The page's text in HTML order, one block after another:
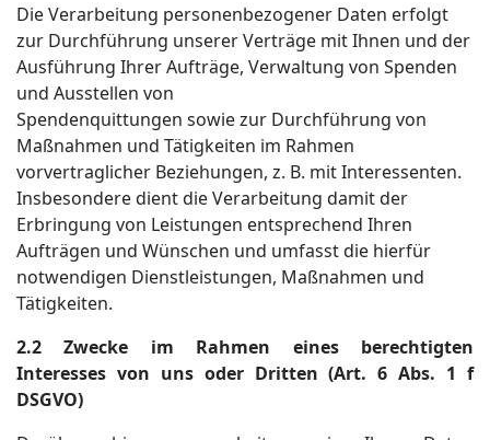
Die Verarbeitung personenbezogener Daten erfolgt
zur Durchführung unserer Verträge mit Ihnen und der
Ausführung Ihrer Aufträge, Verwaltung von Spenden
und Ausstellen von
Spendenquittungen sowie zur Durchführung von
Maßnahmen und Tätigkeiten im Rahmen
vorvertraglicher Beziehungen, z. B. mit Interessenten.
Insbesondere dient die Verarbeitung damit der
Erbringung von Leistungen entsprechend Ihren
Aufträgen und Wünschen und umfasst die hierfür
notwendigen Dienstleistungen, Maßnahmen und
Tätigkeiten.
2.2 Zwecke im Rahmen eines berechtigten
Interesses von uns oder Dritten (Art. 6 Abs. 1 f
DSGVO)